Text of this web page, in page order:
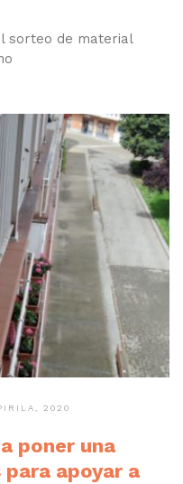
sorteo de material
2020
poner una
apoyar a